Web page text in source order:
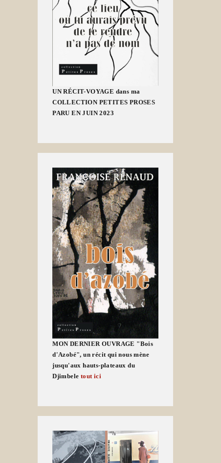
UN RÉCIT-VOYAGE dans ma
COLLECTION PETITES PROSES
PARU EN JUIN 2023
MON DERNIER OUVRAGE "Bois
d'Azobé", un récit qui nous mène
jusqu'aux hauts-plateaux du
Djimbele tout ici